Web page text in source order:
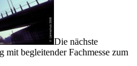
Die nächste
mit begleitender Fachmesse zum